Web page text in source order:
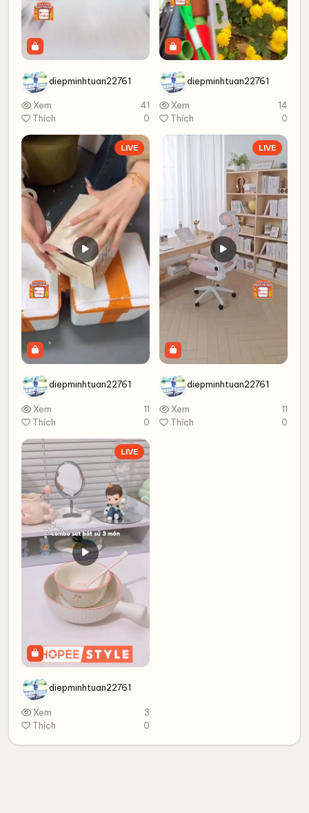
diepminhtuan22761
Xem
41
Thích
0
diepminhtuan22761
Xem
14
Thích
0
LIVE
diepminhtuan22761
Xem
11
Thích
0
LIVE
diepminhtuan22761
Xem
11
Thích
0
LIVE
diepminhtuan22761
Xem
3
Thích
0